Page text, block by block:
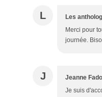
L Les
Merci pour
journée.
J Jeanne
Je suis